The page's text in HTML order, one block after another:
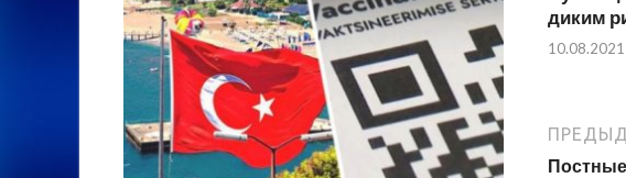
диким
10.08.2021